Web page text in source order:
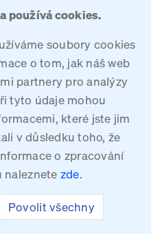
používá cookies.
soubory cookies
o tom, jak náš web
partnery pro analýzy
tyto údaje mohou
které jste jim
v důsledku toho, že
o zpracování
naleznete zde.
Povolit všechny